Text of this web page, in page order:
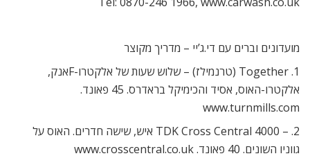
מועדונים וברים עם די.ג’יי – מדריך מקוצר
1. Together (טרנמילז) – שלוש שעות של אלקטרו-Fאנק,
אלקטרו-האוס, אסיד והכימיקל בראדרס. 45 פאונד.
www.turnmills.com
2. – TDK Cross Central 4000 איש, שישה חדרים. האוס על
גווניו השונים. 40 פאונד. www.crosscentral.co.uk